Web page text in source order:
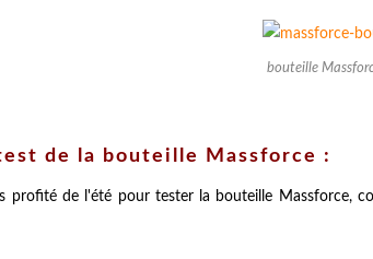
bouteille
de la bouteille Massforce :
profité de l'été pour tester la bouteille Massforce,